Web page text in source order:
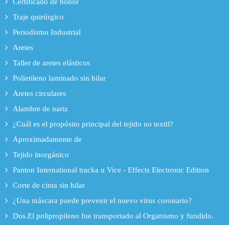
Traje quirúrgico
Periodismo Industrial
Aretes
Taller de aretes elásticos
Polietileno laminado sin hilar
Aretes circulares
Alambre de nariz
¿Cuál es el propósito principal del tejido no textil?
Aproximadamente de
Tejido inorgánico
Panton International tracka u Vice - Effects Electronic Edition
Corte de cinta sin hilar
¿Una máscara puede prevenir el nuevo virus coronario?
Dos.El polipropileno fue transportado al Organismo y fundido.